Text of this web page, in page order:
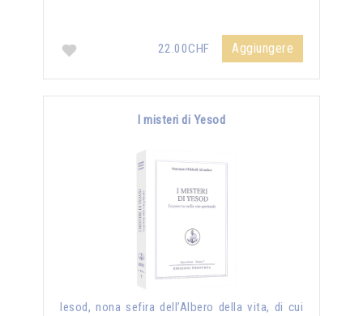
22.00CHF Aggiungere
I misteri di Yesod
Iesod, nona sefira dell’Albero della vita, di cui